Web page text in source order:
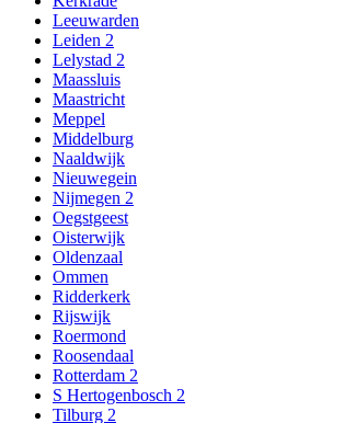
Leeuwarden
Leiden 2
Lelystad 2
Maassluis
Maastricht
Meppel
Middelburg
Naaldwijk
Nieuwegein
Nijmegen 2
Oegstgeest
Oisterwijk
Oldenzaal
Ommen
Ridderkerk
Rijswijk
Roermond
Roosendaal
Rotterdam 2
S Hertogenbosch 2
Tilburg 2